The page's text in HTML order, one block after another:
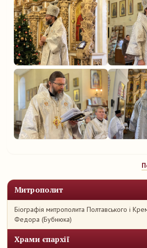
Митрополит
Біографія митрополита Полтавського і
Федора (Бубнюка)
Храми єпархії